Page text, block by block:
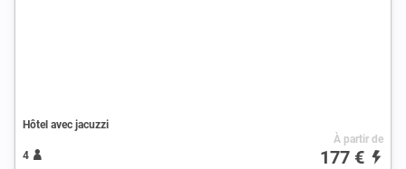
Hôtel avec jacuzzi
4
À partir de
177 €